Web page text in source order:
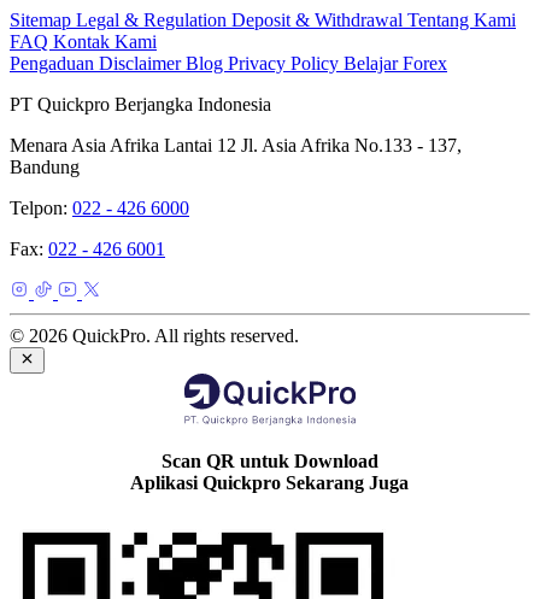
Sitemap Legal & Regulation Deposit & Withdrawal Tentang Kami
FAQ Kontak Kami
Pengaduan DisclaimerBlog Privacy Policy Belajar Forex
PT Quickpro Berjangka Indonesia
Menara Asia Afrika Lantai 12 Jl. Asia Afrika No.133 - 137,
Bandung
Telpon: 022 - 426 6000
Fax: 022 - 426 6001
© 2026 QuickPro. All rights reserved.
Scan QR untuk Download
Aplikasi Quickpro Sekarang Juga